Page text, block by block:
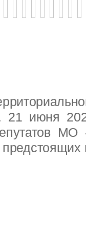
21 июня
МО